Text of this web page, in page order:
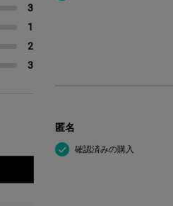
3
1
2
3
匿名
確認済みの購入